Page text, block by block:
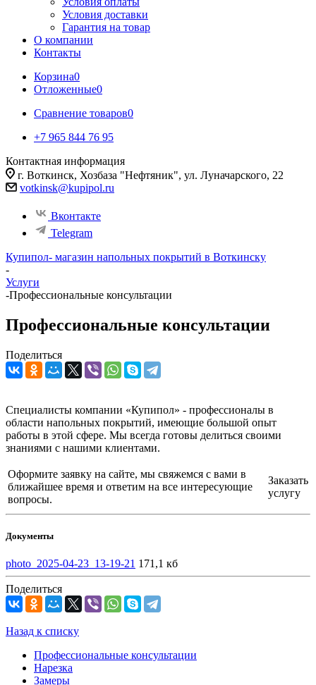
Условия доставки
Гарантия на товар
О компании
Контакты
Корзина0
Отложенные0
Сравнение товаров0
+7 965 844 76 95
Контактная информация
г. Воткинск, Хозбаза "Нефтяник", ул. Луначарского, 22
votkinsk@kupipol.ru
Вконтакте
Telegram
Купипол- магазин напольных покрытий в Воткинску
-
Услуги
-Профессиональные консультации
Профессиональные консультации
Поделиться
Специалисты компании «Купипол» - профессионалы в
области напольных покрытий, имеющие большой опыт
работы в этой сфере. Мы всегда готовы делиться своими
знаниями с нашими клиентами.
Оформите заявку на сайте, мы свяжемся с вами в
ближайшее время и ответим на все интересующие
вопросы.
Заказать
услугу
Документы
photo_2025-04-23_13-19-21 171,1 кб
Поделиться
Назад к списку
Профессиональные консультации
Нарезка
Замеры